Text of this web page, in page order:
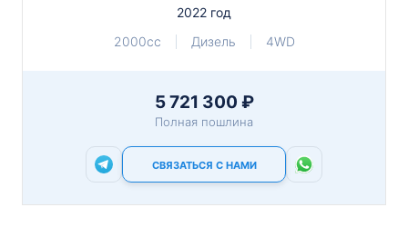
2022 год
2000cc
Дизель 4WD
5 721 300 ₽
Полная пошлина
СВЯЗАТЬСЯ С НАМИ